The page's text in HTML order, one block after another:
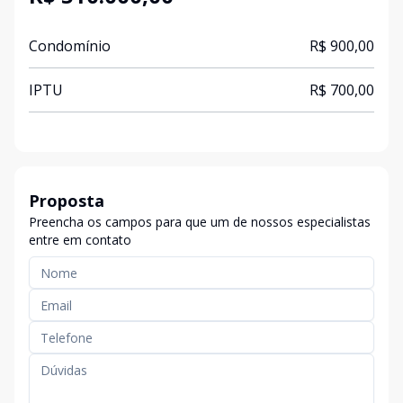
Condomínio R$ 900,00
IPTU R$ 700,00
Proposta
Preencha os campos para que um de nossos especialistas
entre em contato